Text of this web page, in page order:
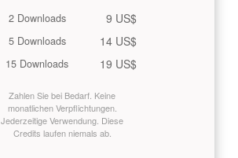
2 Downloads 9 US$
5 Downloads 14 US$
15 Downloads 19 US$
Zahlen Sie bei Bedarf. Keine
monatlichen Verpflichtungen.
Jederzeitige Verwendung. Diese
Credits laufen niemals ab.